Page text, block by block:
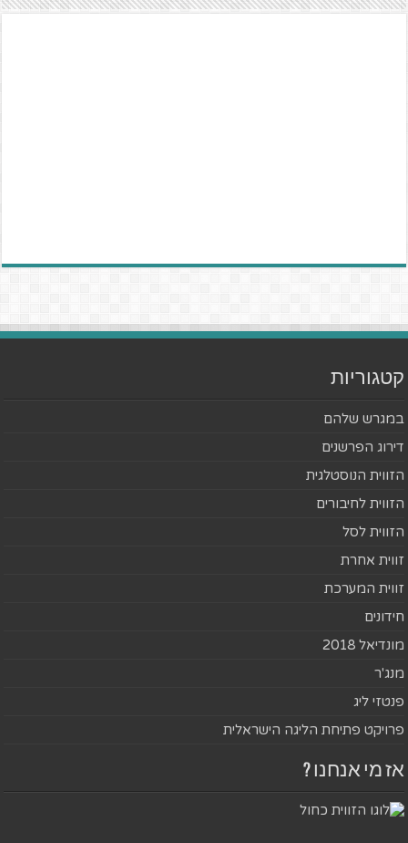
קטגוריות
במגרש שלהם
דירוג הפרשנים
הזווית הנוסטלגית
הזווית לחיבורים
הזווית לסל
זווית אחרת
זווית המערכת
חידונים
מונדיאל 2018
מנג'ר
פנטזי ליג
פרויקט פתיחת הליגה הישראלית
אז מי אנחנו ?